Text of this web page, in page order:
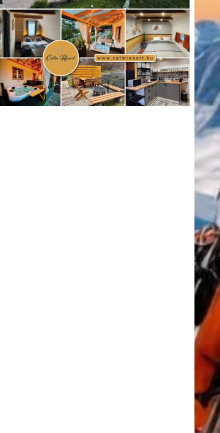
Mercedes(244)motorsport (153)Opel Dakar Team(132)Rali
Világbajnokság(122)Rendezvény(142)rio 2016(373)sport
(438)
Sportime Magazin(128)szabadidősport(316)Szalay
Balázs(126)tenisz(416)táplálkozás(155)utazás(126)
Video(247)világbajnokság (162)Világkupa(129)vitorlázás
(222)vívás(174)vízilabda(197)Érdi Mária(130)életmód
(416)úszás(361)